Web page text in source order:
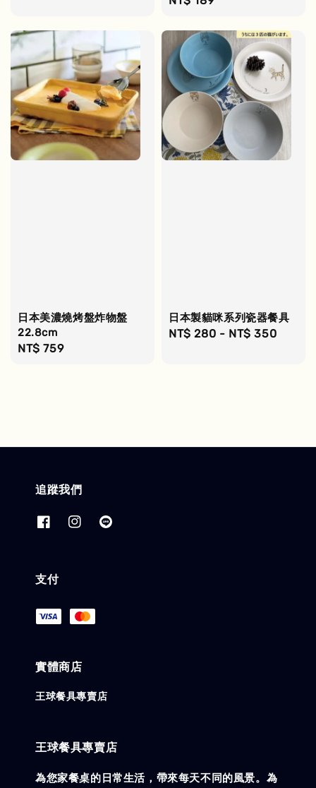
日本美濃燒烤盤炸物盤
22.8cm
Regular
NT$ 759
日本製貓咪系列瓷器餐具
Regular
NT$ 280 - NT$ 350
追蹤我們
支付
實體商店
王球餐具專賣店
王球餐具專賣店
為您家餐桌的日常生活，帶來每天不同的風景。為